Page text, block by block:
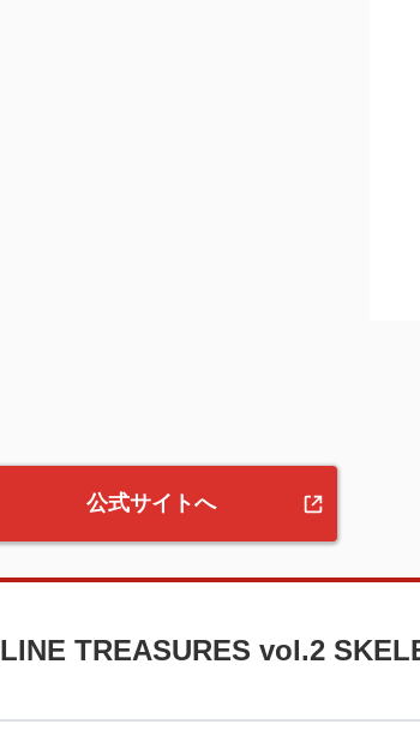
公式サイトへ
TREASURES vol.2